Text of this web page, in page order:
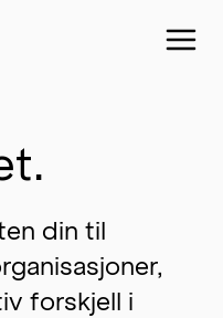
din til
forskjell i